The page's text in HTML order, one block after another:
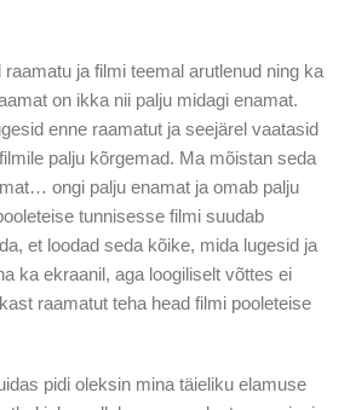
ja filmi teemal arutlenud ning ka
on ikka nii palju midagi enamat.
enne raamatut ja seejärel vaatasid
palju kõrgemad. Ma mõistan seda
ongi palju enamat ja omab palju
tunnisesse filmi suudab
et loodad seda kõike, mida lugesid ja
ka ekraanil, aga loogiliselt võttes ei
raamatut teha head filmi pooleteise
pidi oleksin mina täieliku elamuse